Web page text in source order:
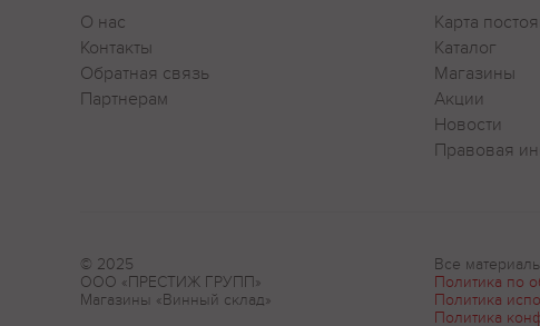
О нас
Контакты
Обратная связь
Партнерам
Карта
Каталог
Магазины
Акции
Новости
Правовая
© 2025
ООО «ПРЕСТИЖ ГРУПП»
Магазины «Винный склад»
Все
Политика по
Политика
Политика